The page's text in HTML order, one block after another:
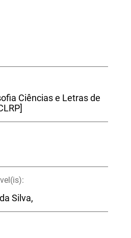
Ciências e Letras de
Silva,